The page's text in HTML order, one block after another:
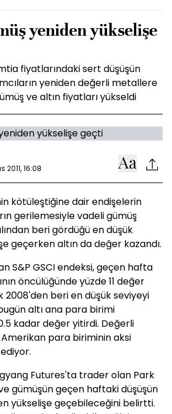
yeniden yükselişe
fiyatlarındaki sert düşüşün
yeniden değerli metallere
ve altın fiyatları yükseldi
2011, 16:08
kötüleştiğine dair endişelerin
gerilemesiyle vadeli gümüş
beri gördüğü en düşük
geçerken altın da değer kazandı.
S&P GSCI endeksi, geçen hafta
öncülüğünde yüzde 11 değer
2008'den beri en düşük seviyeyi
altı ana para birimi
kadar değer yitirdi. Değerli
para biriminin aksi
Futures'ta trader olan Park
gümüşün geçen haftaki düşüşün
yükselişe geçebileceğini belirtti.